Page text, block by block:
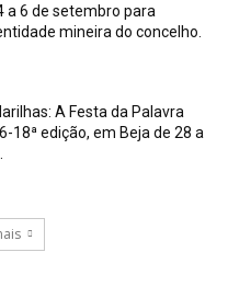
a 6 de setembro para
mineira do concelho.
A Festa da Palavra
18ª edição, em Beja de 28 a